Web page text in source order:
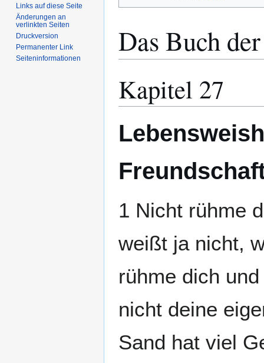
Das Buch
Kapitel 27
1 Nicht rühme
weißt ja nicht,
rühme dich
nicht deine
Sand hat viel
Links auf diese Seite
Änderungen an
verlinkten Seiten
Druckversion
Permanenter Link
Seiten­­informationen